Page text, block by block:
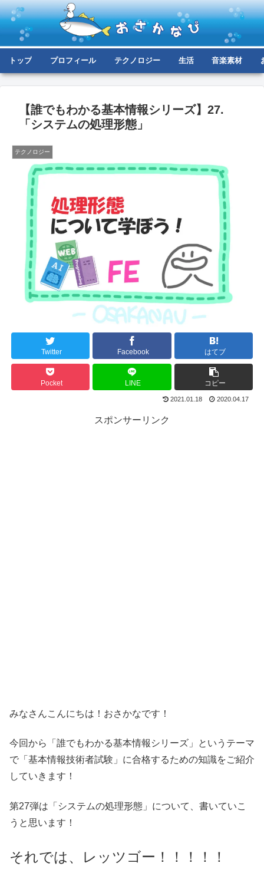
トップ プロフィール テクノロジー 生活 音楽素材
【誰でもわかる基本情報シリーズ】27.
「システムの処理形態」
テクノロジー
Twitter Facebook はてブ
Pocket LINE コピー
2021.01.18 2020.04.17
スポンサーリンク
みなさんこんにちは！おさかなです！
今回から「誰でもわかる基本情報シリーズ」というテーマ
で「基本情報技術者試験」に合格するための知識をご紹介
していきます！
第27弾は「システムの処理形態」について、書いていこ
うと思います！
それでは、レッツゴー！！！！！